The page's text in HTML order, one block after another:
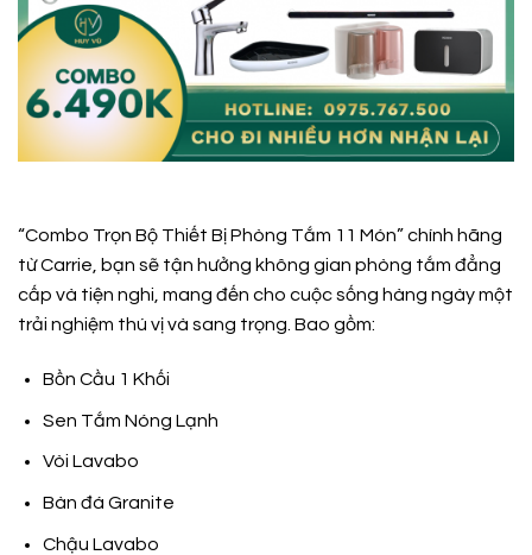
“Combo Trọn Bộ Thiết Bị Phòng Tắm 11 Món” chính hãng
từ Carrie, bạn sẽ tận hưởng không gian phòng tắm đẳng
cấp và tiện nghi, mang đến cho cuộc sống hàng ngày một
trải nghiệm thú vị và sang trọng. Bao gồm:
Bồn Cầu 1 Khối
Sen Tắm Nóng Lạnh
Vòi Lavabo
Bàn đá Granite
Chậu Lavabo